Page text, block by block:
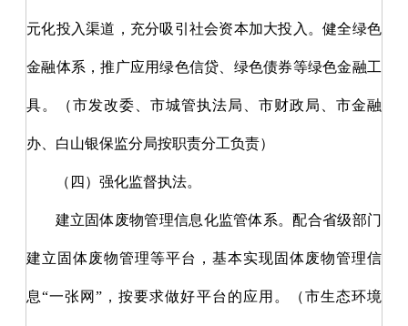
元化投入渠道，充分吸引社会资本加大投入。健全绿色
金融体系，推广应用绿色信贷、绿色债券等绿色金融工
具。（市发改委、市城管执法局、市财政局、市金融
办、白山银保监分局按职责分工负责）
（四）强化监督执法。
建立固体废物管理信息化监管体系。配合省级部门
建立固体废物管理等平台，基本实现固体废物管理信
息“一张网”，按要求做好平台的应用。（市生态环境